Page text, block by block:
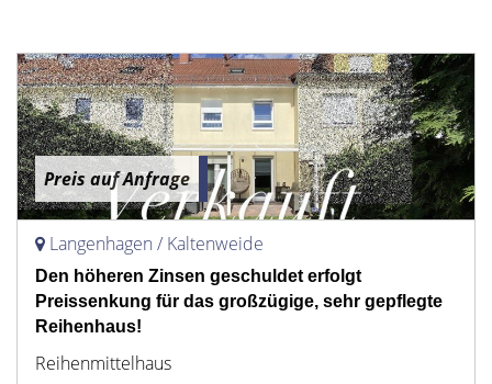
Preis auf Anfrage
Langenhagen / Kaltenweide
Den höheren Zinsen geschuldet erfolgt
Preissenkung für das großzügige, sehr gepflegte
Reihenhaus!
Reihenmittelhaus